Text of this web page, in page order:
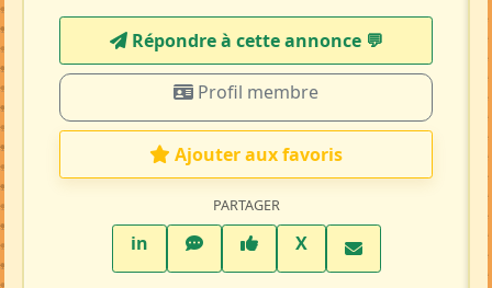
Répondre à cette annonce 💬​
Profil membre
Ajouter aux favoris
PARTAGER
inLinkedInWhatsAppFacebook
XTwitter X